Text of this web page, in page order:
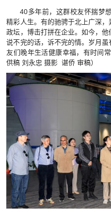
40多年前，这群校友怀揣梦
精彩人生。有的驰骋于北上广深
政坛，博击打拼在企业。如今，
说不完的话，诉不完的情。岁月
友们晚年生活健康幸福，有时间
供稿 刘永忠 摄影 谌侨 审稿）